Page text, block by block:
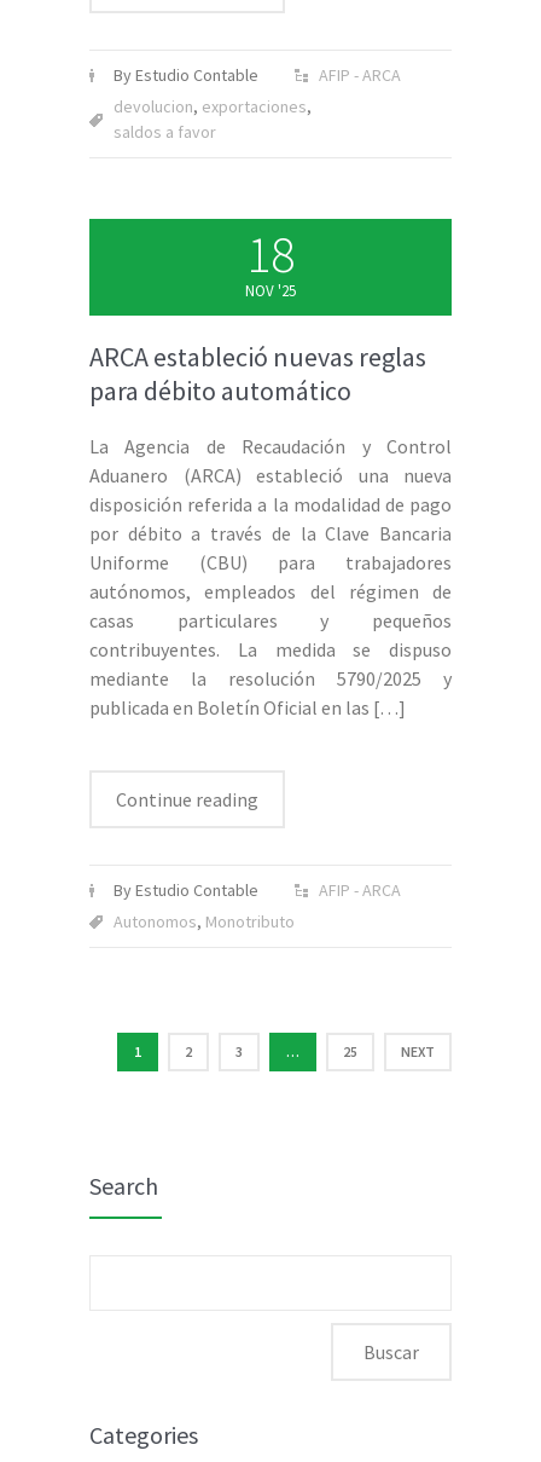
By Estudio Contable
AFIP - ARCA
devolucion, exportaciones,
saldos a favor
18
NOV '25
ARCA estableció nuevas reglas
para débito automático
La Agencia de Recaudación y Control
Aduanero (ARCA) estableció una nueva
disposición referida a la modalidad de pago
por débito a través de la Clave Bancaria
Uniforme (CBU) para trabajadores
autónomos, empleados del régimen de
casas particulares y pequeños
contribuyentes. La medida se dispuso
mediante la resolución 5790/2025 y
publicada en Boletín Oficial en las […]
Continue reading
By Estudio Contable
AFIP - ARCA
Autonomos, Monotributo
1 2 3 … 25 NEXT
Search
Categories